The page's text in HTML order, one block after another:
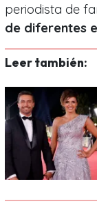
periodista de
de diferentes
Leer también: